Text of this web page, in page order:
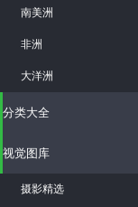
南美洲
非洲
大洋洲
分类大全
视觉图库
摄影精选